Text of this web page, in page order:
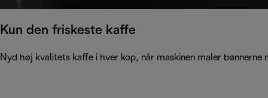
Kun den friskeste kaffe
Nyd høj kvalitets kaffe i hver kop, når maskinen maler bønnerne